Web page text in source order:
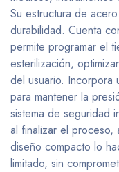
Su estructura de
durabilidad. Cuenta
permite programar el
esterilización,
del usuario. Incorpora
para mantener la
sistema de seguridad
al finalizar el proceso,
diseño compacto lo
limitado, sin